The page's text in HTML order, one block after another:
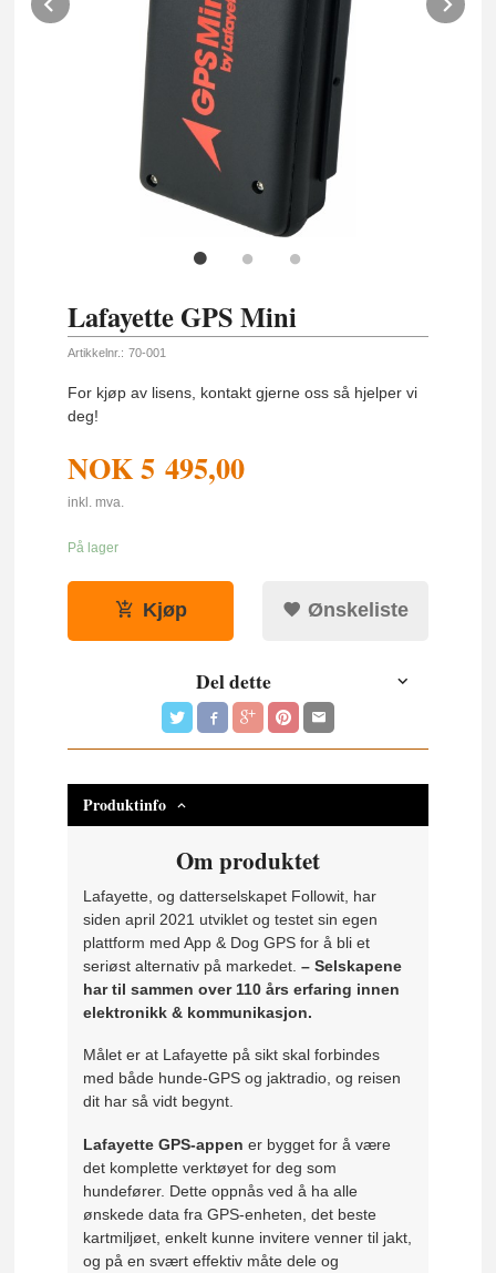
Lafayette GPS Mini
Artikkelnr.: 70-001
For kjøp av lisens, kontakt gjerne oss så hjelper vi
deg!
NOK5 495,00
inkl. mva.
På lager
Kjøp Ønskeliste
Del dette
Produktinfo
Om produktet
Lafayette, og datterselskapet Followit, har
siden april 2021 utviklet og testet sin egen
plattform med App & Dog GPS for å bli et
seriøst alternativ på markedet.– Selskapene
har til sammen over 110 års erfaring innen
elektronikk & kommunikasjon.
Målet er at Lafayette på sikt skal forbindes
med både hunde-GPS og jaktradio, og reisen
dit har så vidt begynt.
Lafayette GPS-appen er bygget for å være
det komplette verktøyet for deg som
hundefører. Dette oppnås ved å ha alle
ønskede data fra GPS-enheten, det beste
kartmiljøet, enkelt kunne invitere venner til jakt,
og på en svært effektiv måte dele og